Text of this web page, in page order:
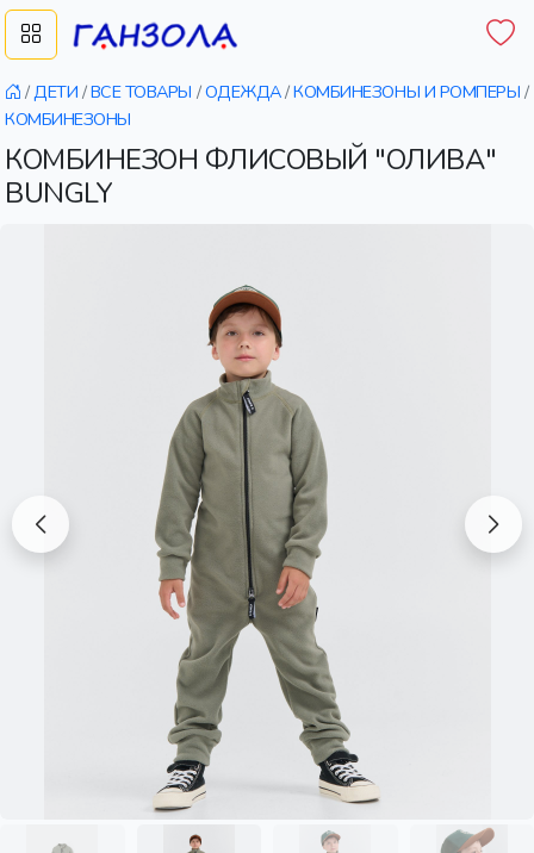
/ДЕТИ /ВСЕ ТОВАРЫ /ОДЕЖДА/КОМБИНЕЗОНЫ И РОМПЕРЫ /
КОМБИНЕЗОНЫ
КОМБИНЕЗОН ФЛИСОВЫЙ "ОЛИВА"
BUNGLY